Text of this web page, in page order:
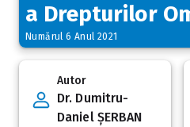
a Drepturilor
Numărul 6 Anul 2021
Autor
Dr. Dumitru-
Daniel ȘERBAN